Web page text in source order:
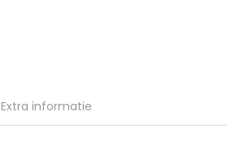
Extra informatie